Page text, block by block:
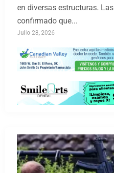
en diversas estructuras.
confirmado que...
Julio 28, 2026